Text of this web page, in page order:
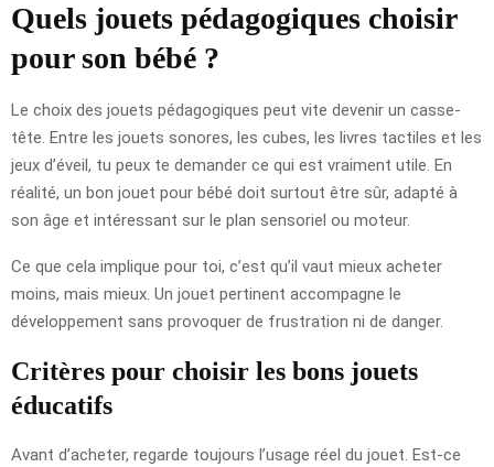
Quels jouets pédagogiques choisir
pour son bébé ?
Le choix des jouets pédagogiques peut vite devenir un casse-
tête. Entre les jouets sonores, les cubes, les livres tactiles et les
jeux d’éveil, tu peux te demander ce qui est vraiment utile. En
réalité, un bon jouet pour bébé doit surtout être sûr, adapté à
son âge et intéressant sur le plan sensoriel ou moteur.
Ce que cela implique pour toi, c’est qu’il vaut mieux acheter
moins, mais mieux. Un jouet pertinent accompagne le
développement sans provoquer de frustration ni de danger.
Critères pour choisir les bons jouets
éducatifs
Avant d’acheter, regarde toujours l’usage réel du jouet. Est-ce